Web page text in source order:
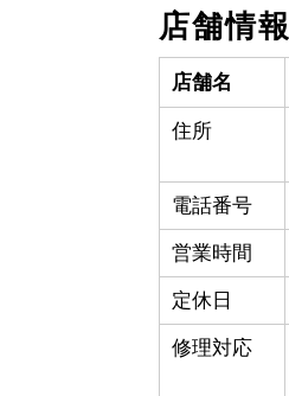
店舗情報
店舗名
住所
電話番号
営業時間
定休日
修理対応